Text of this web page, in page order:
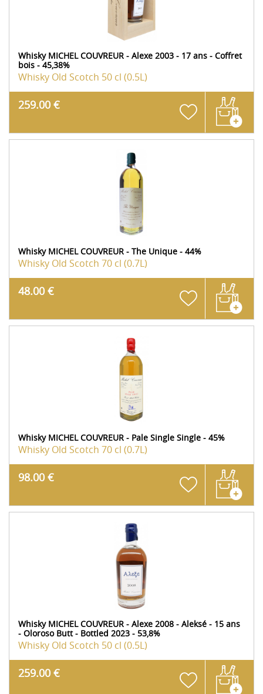
Whisky MICHEL COUVREUR - Alexe 2003 - 17 ans - Coffret
bois - 45,38%
Whisky Old Scotch 50 cl (0.5L)
259.00 €
Whisky MICHEL COUVREUR - The Unique - 44%
Whisky Old Scotch 70 cl (0.7L)
48.00 €
Whisky MICHEL COUVREUR - Pale Single Single - 45%
Whisky Old Scotch 70 cl (0.7L)
98.00 €
Whisky MICHEL COUVREUR - Alexe 2008 - Aleksé - 15 ans
- Oloroso Butt - Bottled 2023 - 53,8%
Whisky Old Scotch 50 cl (0.5L)
259.00 €